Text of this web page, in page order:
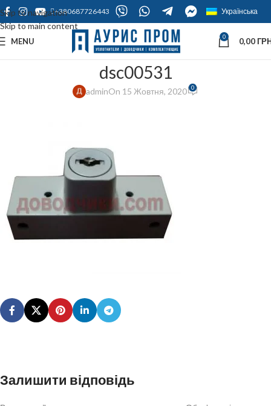
Skip to navigation
Skip to main content
+380687726443 Українська
MENU 0 0,00
dsc00531
adminOn 15 Жовтня, 2020 0
Залишити відповідь